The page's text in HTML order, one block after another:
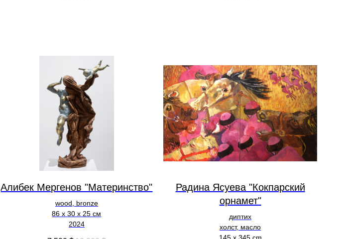
Алибек Мергенов "Материнство"
wood, bronze
86 х 30 х 25 см
2024
Радина Ясуева "Кокпарский
орнамет"
диптих
холст, масло